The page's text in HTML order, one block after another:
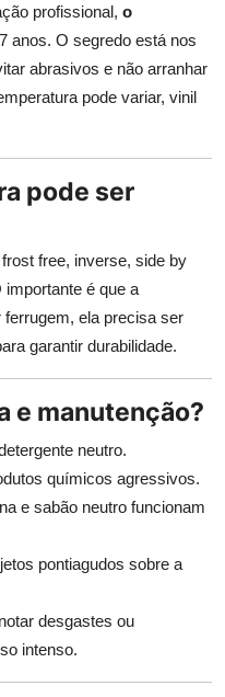
profissional, o
anos. O segredo está nos
abrasivos e não arranhar
pode variar, vinil
pode ser
free, inverse, side by
é que a
ela precisa ser
garantir durabilidade.
e manutenção?
neutro.
químicos agressivos.
e sabão neutro funcionam
pontiagudos sobre a
desgastes ou
intenso.